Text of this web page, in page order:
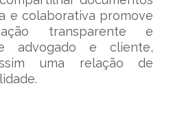
e colaborativa promove
transparente e
advogado e cliente,
uma relação de